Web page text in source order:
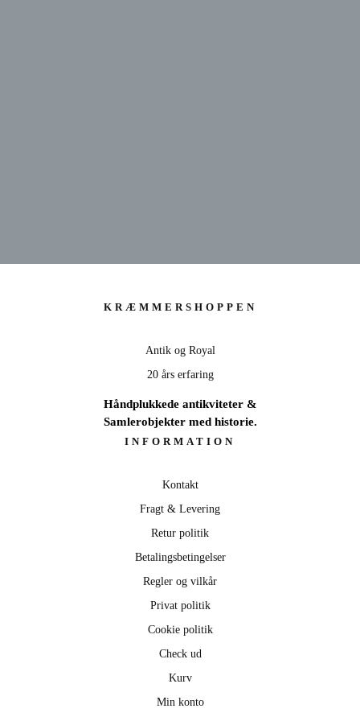
SE UDVALG
KRÆMMERSHOPPEN
Antik og Royal
20 års erfaring
Håndplukkede antikviteter &
Samlerobjekter med historie.
INFORMATION
Kontakt
Fragt & Levering
Retur politik
Betalingsbetingelser
Regler og vilkår
Privat politik
Cookie politik
Check ud
Kurv
Min konto